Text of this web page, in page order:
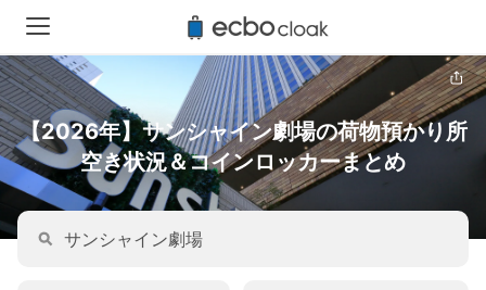
【2026年】サンシャイン劇場の荷物預かり所
空き状況＆コインロッカーまとめ